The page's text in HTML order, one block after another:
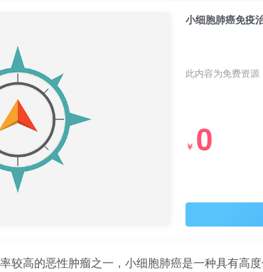
小细胞肺癌免疫
此内容为免费资
￥ 0
较高的恶性肿瘤之一，小细胞肺癌是一种具有高